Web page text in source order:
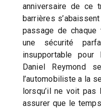
anniversaire de ce
barrières
passage de chaque
une sécurité
insupportable pour
Daniel Reymond
l’automobiliste a la
lorsqu’il ne voit pas
assurer que le